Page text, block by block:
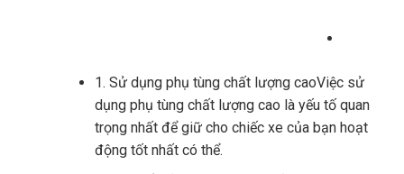
1. Sử dụng phụ tùng chất lượng caoViệc sử
dụng phụ tùng chất lượng cao là yếu tố quan
trọng nhất để giữ cho chiếc xe của bạn hoạt
động tốt nhất có thể.